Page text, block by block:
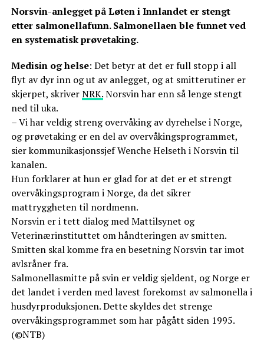
Norsvin-anlegget på Løten i Innlandet er stengt
etter salmonellafunn. Salmonellaen ble funnet ved
en systematisk prøvetaking.
Medisin og helse: Det betyr at det er full stopp i all
flyt av dyr inn og ut av anlegget, og at smitterutiner er
skjerpet, skriverNRK.Norsvin har enn så lenge stengt
ned til uka.
– Vi har veldig streng overvåking av dyrehelse i Norge,
og prøvetaking er en del av overvåkingsprogrammet,
sier kommunikasjonssjef Wenche Helseth i Norsvin til
kanalen.
Hun forklarer at hun er glad for at det er et strengt
overvåkingsprogram i Norge, da det sikrer
mattryggheten til nordmenn.
Norsvin er i tett dialog med Mattilsynet og
Veterinærinstituttet om håndteringen av smitten.
Smitten skal komme fra en besetning Norsvin tar imot
avlsråner fra.
Salmonellasmitte på svin er veldig sjeldent, og Norge er
det landet i verden med lavest forekomst av salmonella i
husdyrproduksjonen. Dette skyldes det strenge
overvåkingsprogrammet som har pågått siden 1995.
(©NTB)